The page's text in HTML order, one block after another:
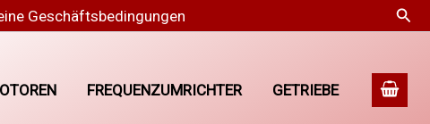
Geschäftsbedingungen
FREQUENZUMRICHTER GETRIEBE